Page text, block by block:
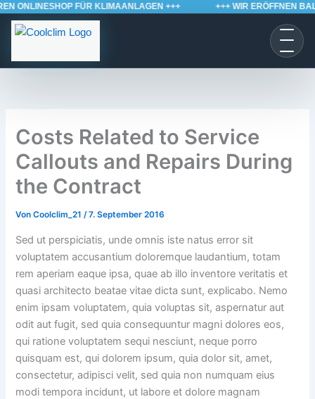
Zum
Inhalt
ONLINESHOP FÜR KLIMAANLAGEN +++ +++ WIR ERÖFFNEN
Costs Related to Service
Callouts and Repairs During
the Contract
VonCoolclim_21/7. September 2016
Sed ut perspiciatis, unde omnis iste natus error sit
voluptatem accusantium doloremque laudantium, totam
rem aperiam eaque ipsa, quae ab illo inventore veritatis et
quasi architecto beatae vitae dicta sunt, explicabo. Nemo
enim ipsam voluptatem, quia voluptas sit, aspernatur aut
odit aut fugit, sed quia consequuntur magni dolores eos,
qui ratione voluptatem sequi nesciunt, neque porro
quisquam est, qui dolorem ipsum, quia dolor sit, amet,
consectetur, adipisci velit, sed quia non numquam eius
modi tempora incidunt, ut labore et dolore magnam